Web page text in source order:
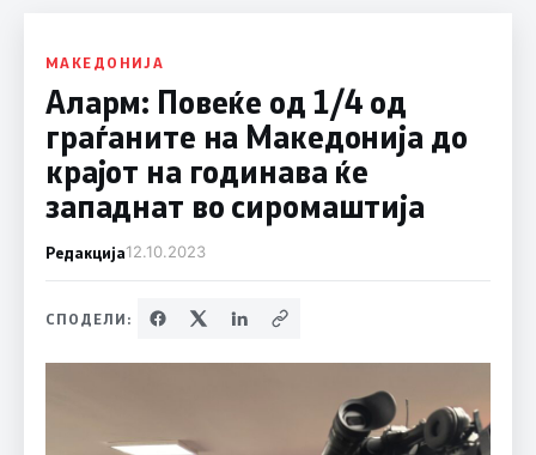
МАКЕДОНИЈА
Аларм: Повеќе од 1/4 од
граѓаните на Македонија до
крајот на годинава ќе
западнат во сиромаштија
Редакција12.10.2023
СПОДЕЛИ: